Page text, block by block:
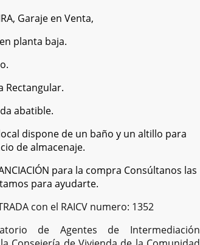
Garaje en Venta,
planta baja.
Rectangular.
abatible.
dispone de un baño y un altillo para
de almacenaje.
para la compra Consúltanos las
para ayudarte.
con el RAICV numero: 1352
de Agentes de Intermediación